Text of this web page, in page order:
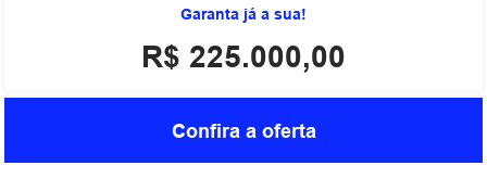
Garanta já a sua!
R$ 225.000,00
Confira a oferta